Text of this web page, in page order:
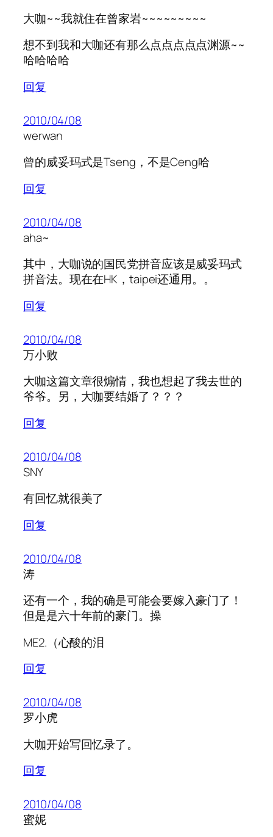
大咖~~我就住在曾家岩~~~~~~~~~
想不到我和大咖还有那么点点点点点渊源~~
哈哈哈哈
回复
2010/04/08
werwan
曾的威妥玛式是Tseng，不是Ceng哈
回复
2010/04/08
aha~
其中，大咖说的国民党拼音应该是威妥玛式
拼音法。现在在HK，taipei还通用。。
回复
2010/04/08
万小败
大咖这篇文章很煽情，我也想起了我去世的
爷爷。另，大咖要结婚了？？？
回复
2010/04/08
SNY
有回忆就很美了
回复
2010/04/08
涛
还有一个，我的确是可能会要嫁入豪门了！
但是是六十年前的豪门。操
ME2.（心酸的泪
回复
2010/04/08
罗小虎
大咖开始写回忆录了。
回复
2010/04/08
蜜妮